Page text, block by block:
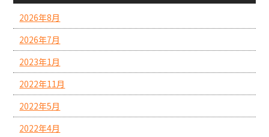
2026年8月
2026年7月
2023年1月
2022年11月
2022年5月
2022年4月